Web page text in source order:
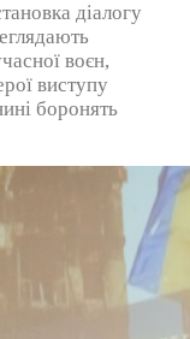
діалогу
воєн,
виступу
боронять